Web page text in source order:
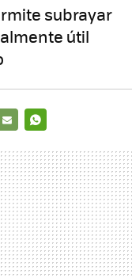
subrayar
útil